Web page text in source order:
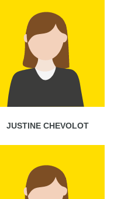
JUSTINE CHEVOLOT